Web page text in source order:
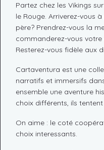
Partez chez les Vikings
le Rouge. Arriverez-vous
père? Prendrez-vous la
commanderez-vous
Resterez-vous fidèle aux
Cartaventura est une
narratifs et immersifs
ensemble une aventure
choix différents, ils
On aime : le coté
choix interessants.